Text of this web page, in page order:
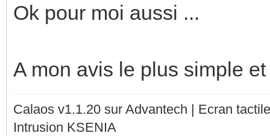
Ok pour moi aussi ...
A mon avis le plus simple
Calaos v1.1.20 sur Advantech | Ecran
Intrusion KSENIA